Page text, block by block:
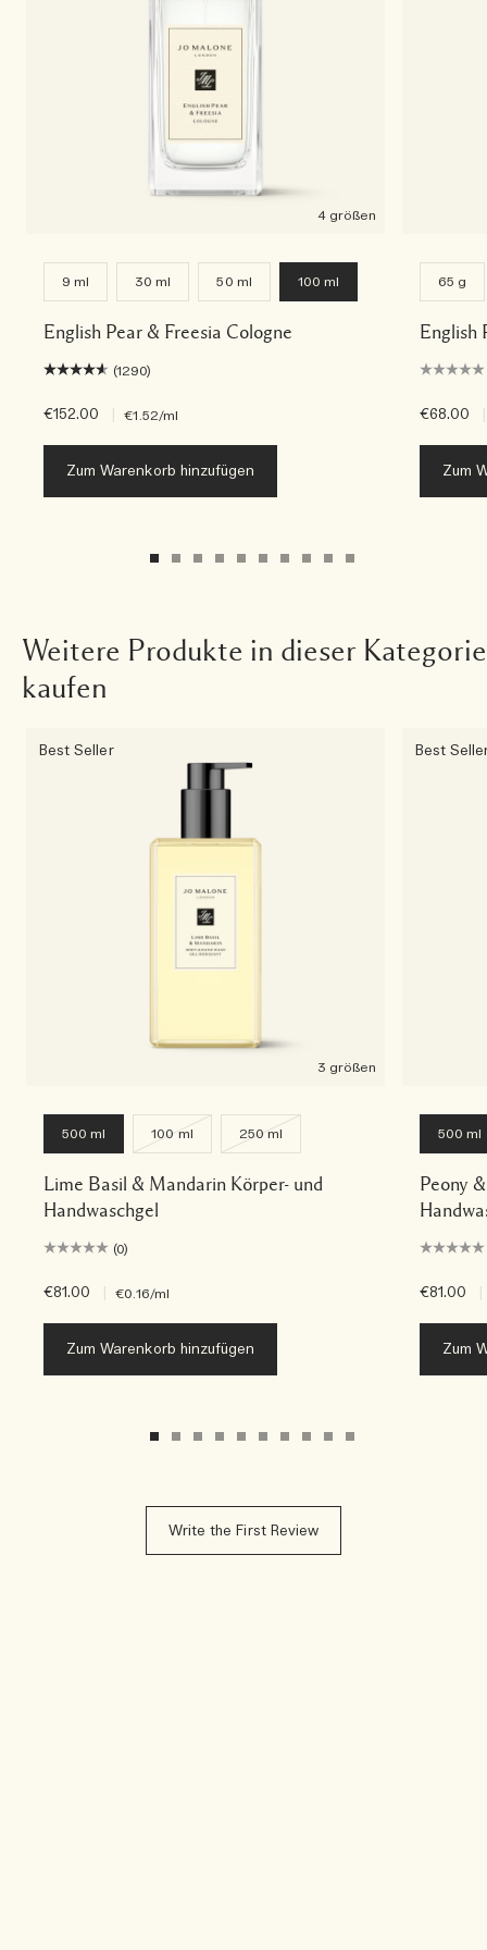
4 größen
9 ml 30 ml 50 ml 100 ml
English Pear & Freesia Cologne
(1290)
€152.00 €1.52/ml
Zum Warenkorb hinzufügen
65 g
English
€68.00
Zum
Weitere Produkte in dieser Kategorie
kaufen
Best Seller
3 größen
500 ml 100 ml 250 ml
Lime Basil & Mandarin Körper- und
Handwaschgel
(0)
€81.00 €0.16/ml
Zum Warenkorb hinzufügen
Best
500 ml
Peony
€81.00
Zum
Write the First Review